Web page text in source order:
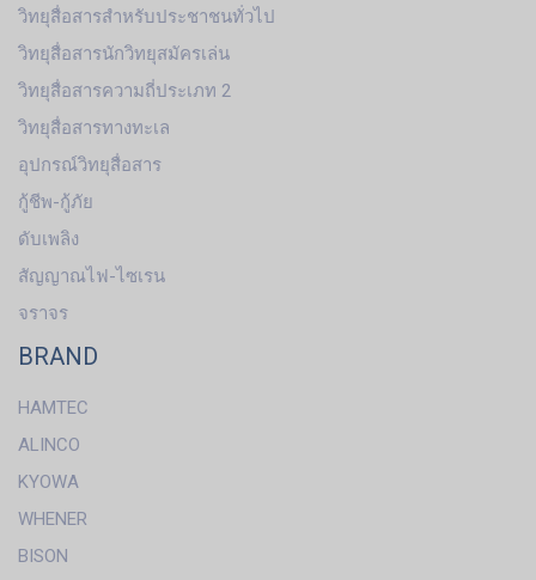
วิทยุสื่อสารสำหรับประชาชนทั่วไป
วิทยุสื่อสารนักวิทยุสมัครเล่น
วิทยุสื่อสารความถี่ประเภท 2
วิทยุสื่อสารทางทะเล
อุปกรณ์วิทยุสื่อสาร
กู้ชีพ-กู้ภัย
ดับเพลิง
สัญญาณไฟ-ไซเรน
จราจร
BRAND
HAMTEC
ALINCO
KYOWA
WHENER
BISON